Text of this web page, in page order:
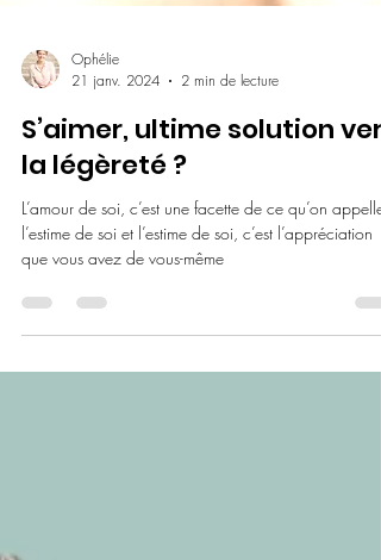
Ophélie
21 janv. 2024
2 min de lecture
S’aimer, ultime solution vers
la légèreté ?
l’estime de soi et l’estime de soi, c’est l’appréciation
que vous avez de vous-même